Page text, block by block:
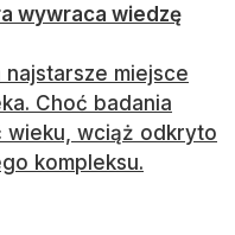
wywraca wiedzę
miejsce
Choć badania
wieku, wciąż odkryto
kompleksu.